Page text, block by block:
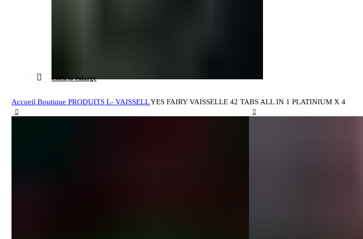
Click to enlarge
Accueil Boutique PRODUITS L- VAISSELLYES FAIRY VAISSELLE 42 TABS ALL IN 1 PLATINIUM X 4